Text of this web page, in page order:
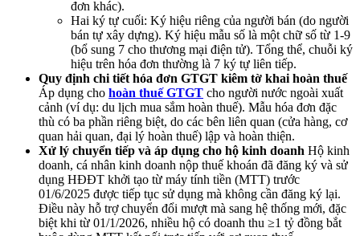
đơn khác).
Hai ký tự cuối: Ký hiệu riêng của người bán (do người
bán tự xây dựng). Ký hiệu mẫu số là một chữ số từ 1-9
(bổ sung 7 cho thương mại điện tử). Tổng thể, chuỗi ký
hiệu trên hóa đơn thường là 7 ký tự liên tiếp.
Quy định chi tiết hóa đơn GTGT kiêm tờ khai hoàn thuế
Áp dụng cho hoàn thuế GTGT cho người nước ngoài xuất
cảnh (ví dụ: du lịch mua sắm hoàn thuế). Mẫu hóa đơn đặc
thù có ba phần riêng biệt, do các bên liên quan (cửa hàng, cơ
quan hải quan, đại lý hoàn thuế) lập và hoàn thiện.
Xử lý chuyển tiếp và áp dụng cho hộ kinh doanh Hộ kinh
doanh, cá nhân kinh doanh nộp thuế khoán đã đăng ký và sử
dụng HĐĐT khởi tạo từ máy tính tiền (MTT) trước
01/6/2025 được tiếp tục sử dụng mà không cần đăng ký lại.
Điều này hỗ trợ chuyển đổi mượt mà sang hệ thống mới, đặc
biệt khi từ 01/1/2026, nhiều hộ có doanh thu ≥1 tỷ đồng bắt